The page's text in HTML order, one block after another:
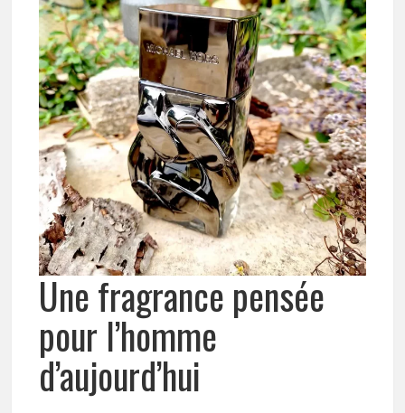
Une fragrance pensée
pour l’homme
d’aujourd’hui